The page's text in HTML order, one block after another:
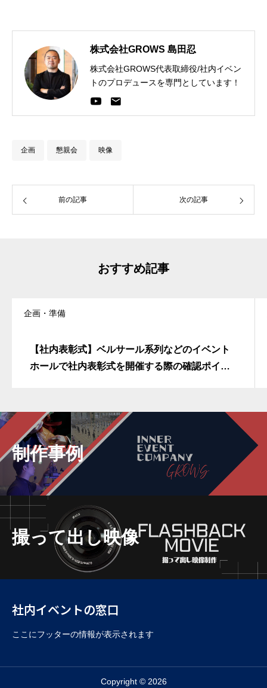
株式会社GROWS 島田忍
株式会社GROWS代表取締役/社内イベン
トのプロデュースを専門としています！
企画 懇親会 映像
前の記事 次の記事
おすすめ記事
企画・準備
【社内表彰式】ベルサール系列などのイベント
ホールで社内表彰式を開催する際の確認ポイン
制作事例
撮って出し映像
社内イベントの窓口
ここにフッターの情報が表示されます
Copyright © 2026